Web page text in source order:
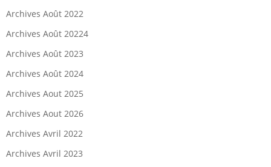
Archives Août 2022
Archives Août 20224
Archives Août 2023
Archives Août 2024
Archives Aout 2025
Archives Aout 2026
Archives Avril 2022
Archives Avril 2023